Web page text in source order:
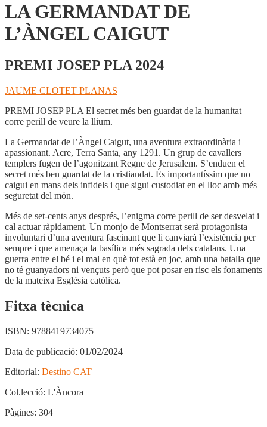
LA GERMANDAT DE
L’ÀNGEL CAIGUT
PREMI JOSEP PLA 2024
JAUME CLOTET PLANAS
PREMI JOSEP PLA El secret més ben guardat de la humanitat
corre perill de veure la llium.
La Germandat de l’Àngel Caigut, una aventura extraordinària i
apassionant. Acre, Terra Santa, any 1291. Un grup de cavallers
templers fugen de l’agonitzant Regne de Jerusalem. S’enduen el
secret més ben guardat de la cristiandat. És importantíssim que no
caigui en mans dels infidels i que sigui custodiat en el lloc amb més
seguretat del món.
Més de set-cents anys després, l’enigma corre perill de ser desvelat i
cal actuar ràpidament. Un monjo de Montserrat serà protagonista
involuntari d’una aventura fascinant que li canviarà l’existència per
sempre i que amenaça la basílica més sagrada dels catalans. Una
guerra entre el bé i el mal en què tot està en joc, amb una batalla que
no té guanyadors ni vençuts però que pot posar en risc els fonaments
de la mateixa Església catòlica.
Fitxa tècnica
ISBN: 9788419734075
Data de publicació: 01/02/2024
Editorial: Destino CAT
Col.lecció: L'Àncora
Pàgines: 304